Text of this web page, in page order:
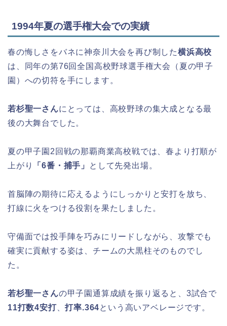
1994年夏の選手権大会での実績
春の悔しさをバネに神奈川大会を再び制した横浜高校
は、同年の第76回全国高校野球選手権大会（夏の甲子
園）への切符を手にします。
若杉聖一さんにとっては、高校野球の集大成となる最
後の大舞台でした。
夏の甲子園2回戦の那覇商業高校戦では、春より打順が
上がり
「6番・捕手」 として先発出場。
首脳陣の期待に応えるようにしっかりと安打を放ち、
打線に火をつける役割を果たしました。
守備面では投手陣を巧みにリードしながら、攻撃でも
確実に貢献する姿は、チームの大黒柱そのものでし
た。
若杉聖一さんの甲子園通算成績を振り返ると、3試合で
11打数4安打、打率.364という高いアベレージです。